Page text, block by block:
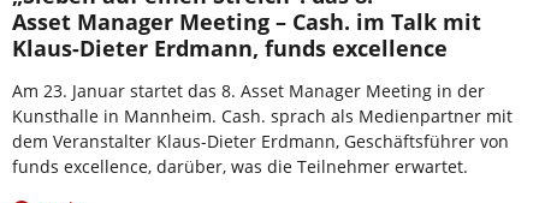
Asset Manager Meeting – Cash. im Talk mit
Klaus-Dieter Erdmann, funds excellence
Am 23. Januar startet das 8. Asset Manager Meeting in der
Kunsthalle in Mannheim. Cash. sprach als Medienpartner mit
dem Veranstalter Klaus-Dieter Erdmann, Geschäftsführer von
funds excellence, darüber, was die Teilnehmer erwartet.